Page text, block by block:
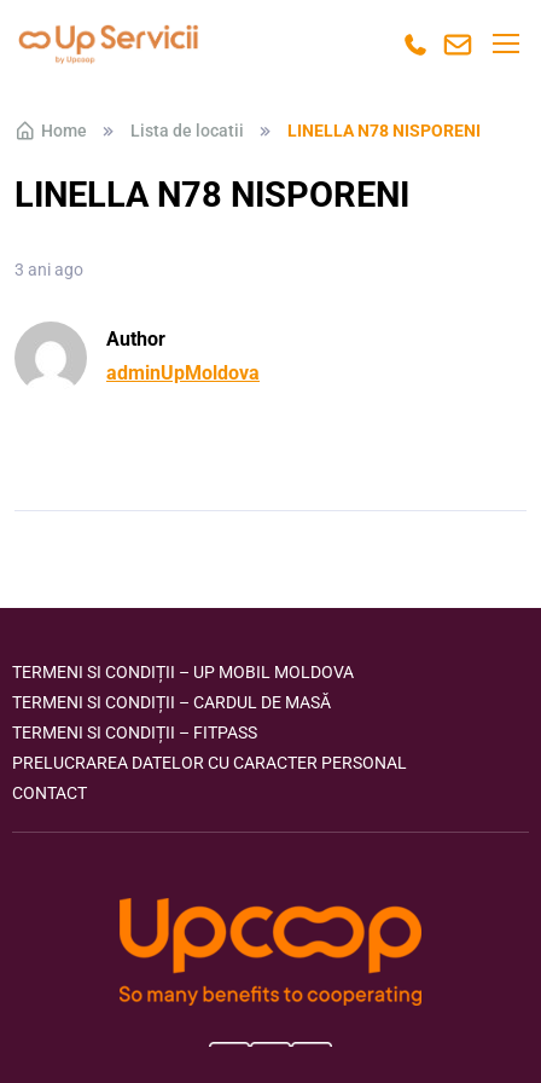
Skip to navigation
Skip to content
Home Lista de locatii LINELLA N78 NISPORENI
LINELLA N78 NISPORENI
3 ani ago
Author
adminUpMoldova
TERMENI SI CONDIȚII – UP MOBIL MOLDOVA
TERMENI SI CONDIȚII – CARDUL DE MASĂ
TERMENI SI CONDIȚII – FITPASS
PRELUCRAREA DATELOR CU CARACTER PERSONAL
CONTACT